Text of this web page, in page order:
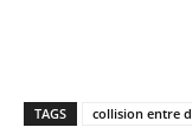
TAGS collision entre